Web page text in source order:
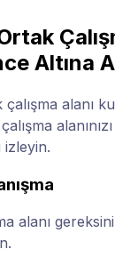
Altına
alanı
izleyin.
alanı